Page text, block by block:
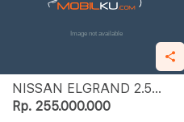
NISSAN ELGRAND 2.5
HIGHWAY STAR
Rp. 255.000.000